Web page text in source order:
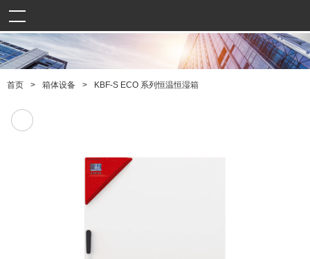
首页 > 箱体设备 > KBF-S ECO 系列恒温恒湿箱